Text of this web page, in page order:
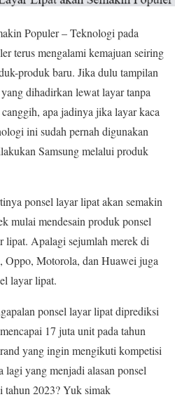
Populer – Teknologi pada
terus mengalami kemajuan seiring
produk baru. Jika dulu tampilan
yang dihadirkan lewat layar tanpa
apa jadinya jika layar kaca
ini sudah pernah digunakan
Samsung melalui produk
ponsel layar lipat akan semakin
mulai mendesain produk ponsel
lipat. Apalagi sejumlah merek di
Oppo, Motorola, dan Huawei juga
layar lipat.
ponsel layar lipat diprediksi
17 juta unit pada tahun
yang ingin mengikuti kompetisi
lagi yang menjadi alasan ponsel
tahun 2023? Yuk simak